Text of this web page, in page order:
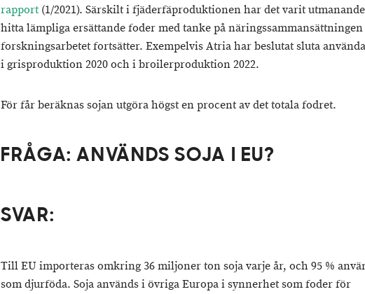
rapport (1/2021). Särskilt i fjäderfäproduktionen har det varit
hitta lämpliga ersättande foder med tanke på
forskningsarbetet fortsätter. Exempelvis Atria har beslutat sluta
i grisproduktion 2020 och i broilerproduktion 2022.
För får beräknas sojan utgöra högst en procent av det totala fodret.
FRÅGA: ANVÄNDS SOJA I EU?
SVAR:
Till EU importeras omkring 36 miljoner ton soja varje år, och 95 %
som djurföda. Soja används i övriga Europa i synnerhet som foder för